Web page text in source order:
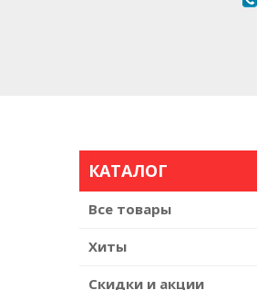
КАТАЛОГ
Все товары
Хиты
Скидки и акции